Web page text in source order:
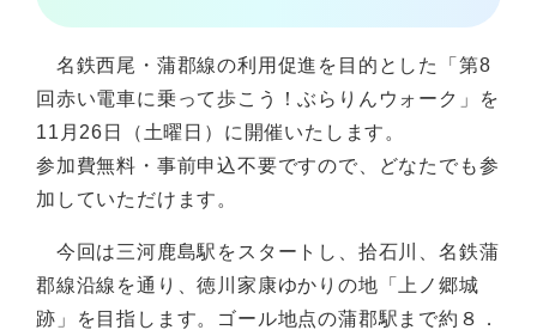
名鉄西尾・蒲郡線の利用促進を目的とした「第8
回赤い電車に乗って歩こう！ぶらりんウォーク」を
11月26日（土曜日）に開催いたします。
参加費無料・事前申込不要ですので、どなたでも参
加していただけます。
今回は三河鹿島駅をスタートし、拾石川、名鉄蒲
郡線沿線を通り、徳川家康ゆかりの地「上ノ郷城
跡」を目指します。ゴール地点の蒲郡駅まで約８．